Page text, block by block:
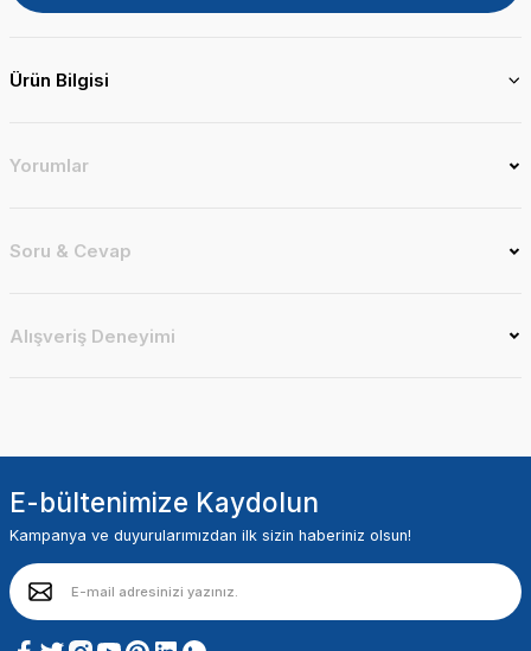
Ürün Bilgisi
Yorumlar
Soru & Cevap
Alışveriş Deneyimi
E-bültenimize Kaydolun
Kampanya ve duyurularımızdan ilk sizin haberiniz olsun!